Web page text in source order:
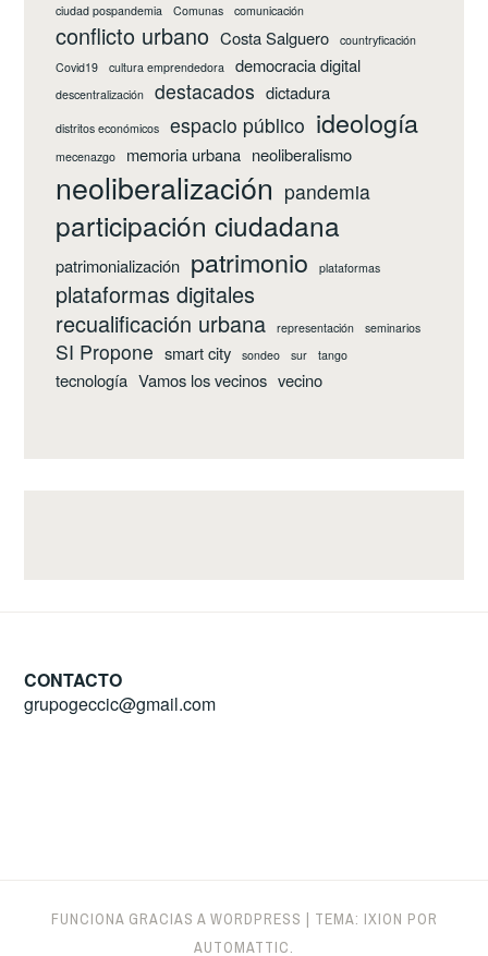
ciudad pospandemia Comunas comunicación
conflicto urbano Costa Salguero
countryficación
Covid19
cultura emprendedora democracia digital
descentralización destacados dictadura
distritos económicos espacio público ideología
mecenazgo memoria urbana neoliberalismo
neoliberalización pandemia
participación ciudadana
patrimonialización patrimonio plataformas
plataformas digitales
recualificación urbana
representación seminarios
SI Propone smart city sondeo sur tango
tecnología Vamos los vecinos vecino
CONTACTO
grupogeccic@gmail.com
FUNCIONA GRACIAS A WORDPRESS
TEMA: IXION POR
AUTOMATTIC.